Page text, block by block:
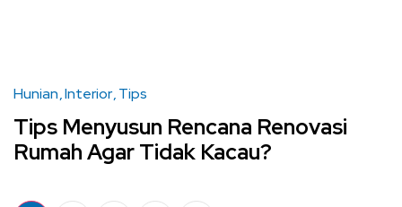
Hunian Interior Tips
Tips Menyusun Rencana Renovasi
Rumah Agar Tidak Kacau?